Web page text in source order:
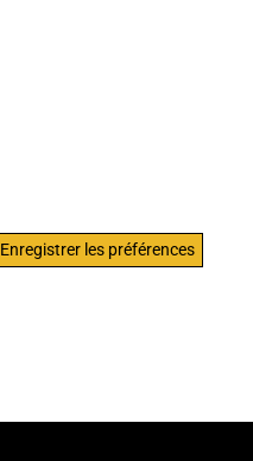
Enregistrer les préférences